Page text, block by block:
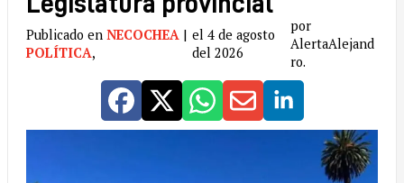
Publicado en NECOCHEA |
POLÍTICA,
el 4 de agosto
del 2026
por
AlertaAlejand
ro.